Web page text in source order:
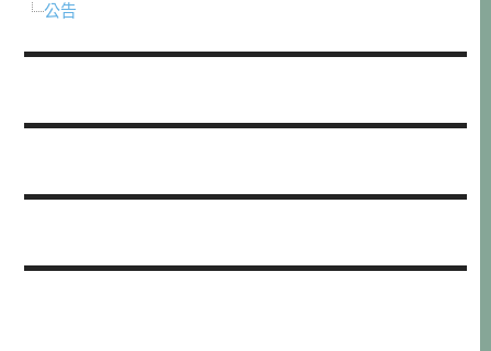
公告